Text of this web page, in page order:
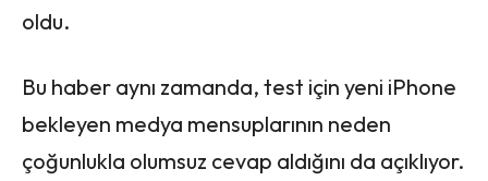
oldu.
Bu haber aynı zamanda, test için yeni iPhone
bekleyen medya mensuplarının neden
çoğunlukla olumsuz cevap aldığını da açıklıyor.